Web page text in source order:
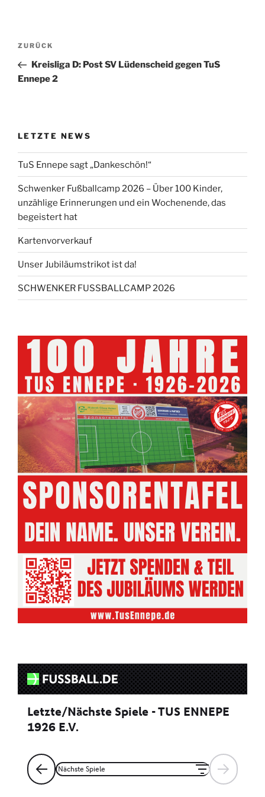
Beitragsnavigation
Vorheriger
Beitrag
ZURÜCK
Kreisliga D: Post SV Lüdenscheid gegen TuS
Ennepe 2
LETZTE NEWS
TuS Ennepe sagt „Dankeschön!“
Schwenker Fußballcamp 2026 – Über 100 Kinder,
unzählige Erinnerungen und ein Wochenende, das
begeistert hat
Kartenvorverkauf
Unser Jubiläumstrikot ist da!
SCHWENKER FUSSBALLCAMP 2026